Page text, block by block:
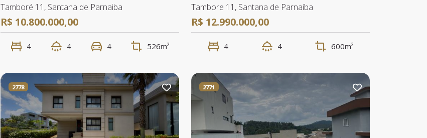
Tamboré 11, Santana de Parnaiba
R$ 10.800.000,00
4 4 4 526m²
Tambore 11, Santana de Parnaíba
R$ 12.990.000,00
4 4 600m²
2778 2771